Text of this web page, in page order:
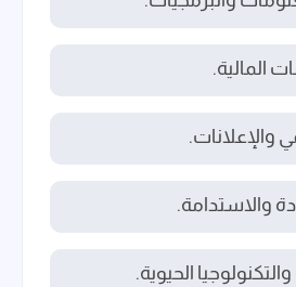
المالية.
والإعلانات.
والاستدامة.
الحيوية.